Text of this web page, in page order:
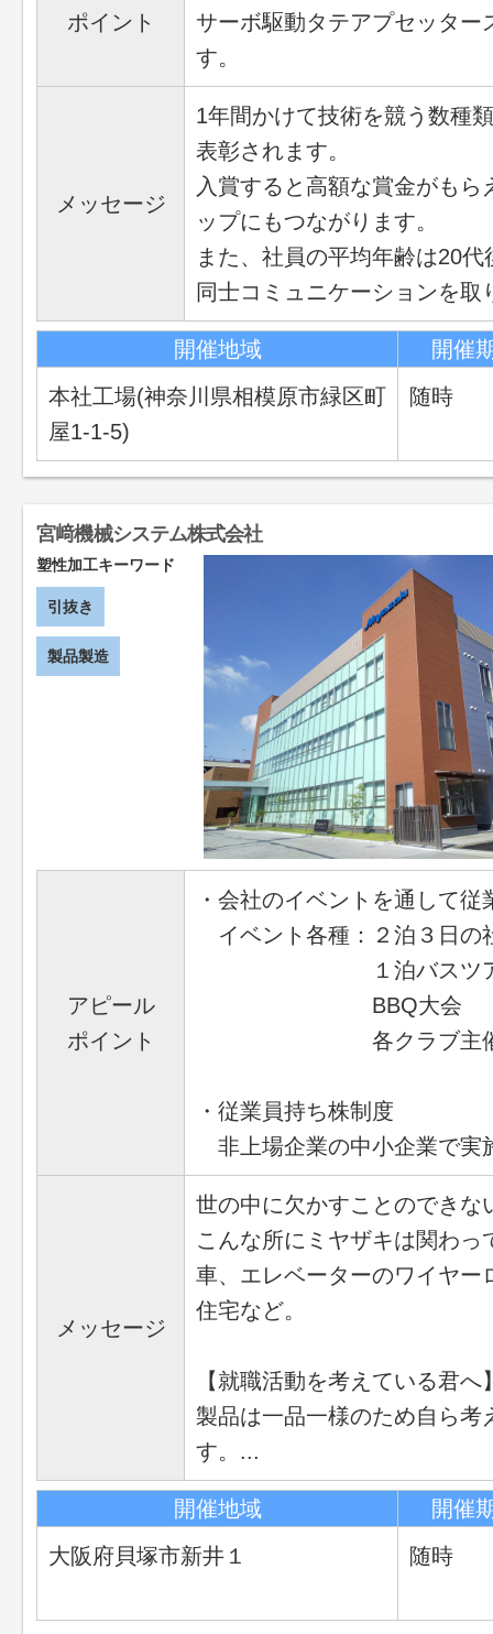
ポイント
サーボ駆動タテアプセッタ
す。
メッセージ
1年間かけて技術を競う数種
表彰されます。
入賞すると高額な賞金がも
ップにもつながります。
また、社員の平均年齢は20
同士コミュニケーションを
開催地域
開催
本社工場(神奈川県相模原市緑区町
屋1-1-5)
随時
宮﨑機械システム株式会社
塑性加工キーワード
引抜き
製品製造
アピール
ポイント
・会社のイベントを通して
イベント各種：２泊３日の
１泊バスツア
BBQ大会
各クラブ主催の
・従業員持ち株制度
非上場企業の中小企業で実
メッセージ
世の中に欠かすことのできな
こんな所にミヤザキは関わっ
車、エレベーターのワイヤ
住宅など。
【就職活動を考えている君へ
製品は一品一様のため自ら
す。...
開催地域
開催
大阪府貝塚市新井１
随時